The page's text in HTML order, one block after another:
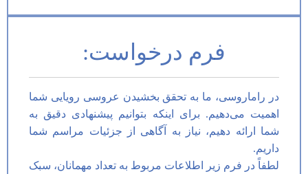
فرم درخواست:
در راماروسی، ما به تحقق بخشیدن عروسی رویایی شما
اهمیت می‌دهیم. برای اینکه بتوانیم پیشنهادی دقیق به
شما ارائه دهیم، نیاز به آگاهی از جزئیات مراسم شما
داریم.
لطفاً در فرم زیر اطلاعات مربوط به تعداد مهمانان، سبک